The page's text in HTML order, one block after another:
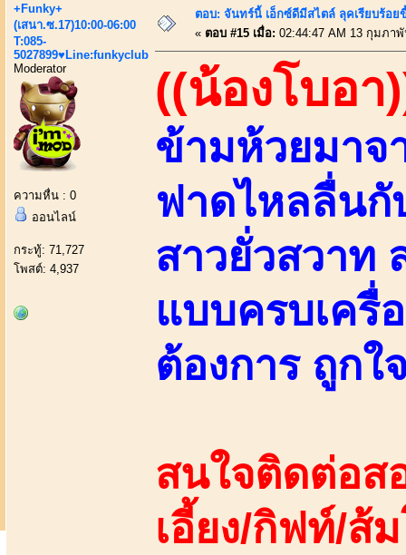
+Funky+
(เสนา.ซ.17)10:00-06:00
T:085-
5027899♥Line:funkyclub
Moderator
ความหื่น : 0
ออนไลน์
กระทู้: 71,727
โพสต์: 4,937
ตอบ: จันทร์นี้ เอ็กซ์ดีมีสไตล์ ลุคเรียบร้อ
« ตอบ #15 เมื่อ: 02:44:47 AM 13 กุมภา
((น้องโบอา
ข้ามห้วยมาจ
ฟาดไหลลื่นกั
สาวยั่วสวาท
แบบครบเครื่
ต้องการ ถูก
สนใจติดต่อส
เอี้ยง/กิฟท์/ส้